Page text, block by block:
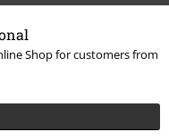
Shop for customers from